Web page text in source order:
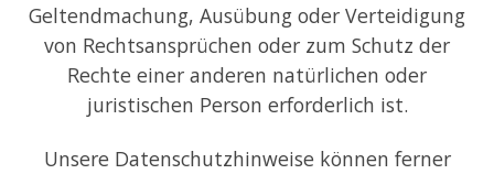
Geltendmachung, Ausübung oder Verteidigung
von Rechtsansprüchen oder zum Schutz der
Rechte einer anderen natürlichen oder
juristischen Person erforderlich ist.
Unsere Datenschutzhinweise können ferner